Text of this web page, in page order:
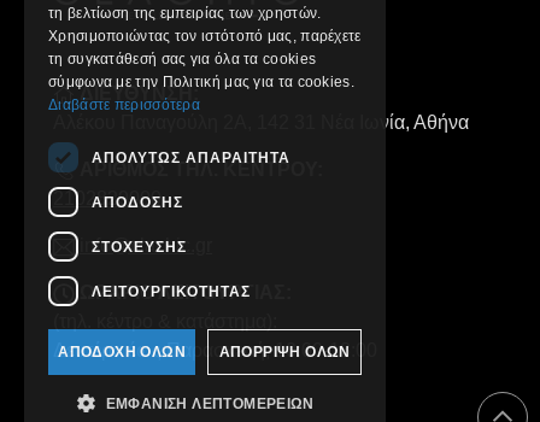
ΔΙΕΥΘΥΝΣΗ:
Αλέκου Παναγούλη 2Α, 142 31 Νέα Ιωνία, Αθήνα
2102829000
info@clachic.gr
ΩΡΑΡΙΟ ΛΕΙΤΟΥΡΓΙΑΣ:
Δευτέρα έως Παρασκευή, 10:00-18:00
τη βελτίωση της εμπειρίας των χρηστών.
Χρησιμοποιώντας τον ιστότοπό μας, παρέχετε
τη συγκατάθεσή σας για όλα τα cookies
σύμφωνα με την Πολιτική μας για τα cookies.
Διαβάστε περισσότερα
ΑΠΟΛΎΤΩΣ ΑΠΑΡΑΊΤΗΤΑ
ΑΠΌΔΟΣΗΣ
ΣΤΌΧΕΥΣΗΣ
ΛΕΙΤΟΥΡΓΙΚΌΤΗΤΑΣ
ΑΠΟΔΟΧΉ ΌΛΩΝ ΑΠΌΡΡΙΨΗ ΌΛΩΝ
ΕΜΦΆΝΙΣΗ ΛΕΠΤΟΜΕΡΕΙΏΝ